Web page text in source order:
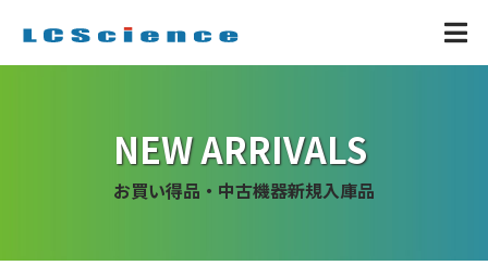
NEW ARRIVALS
お買い得品・中古機器新規入庫品